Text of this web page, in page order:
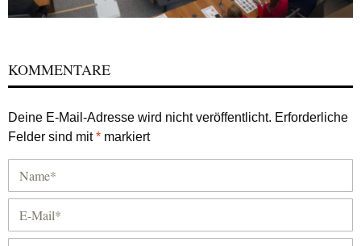
KOMMENTARE
Deine E-Mail-Adresse wird nicht veröffentlicht. Erforderliche
Felder sind mit* markiert